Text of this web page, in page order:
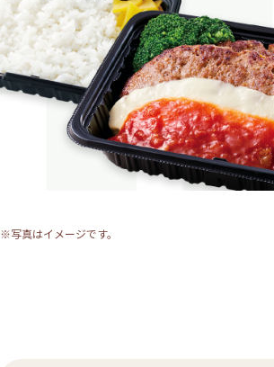
※写真はイメージです。